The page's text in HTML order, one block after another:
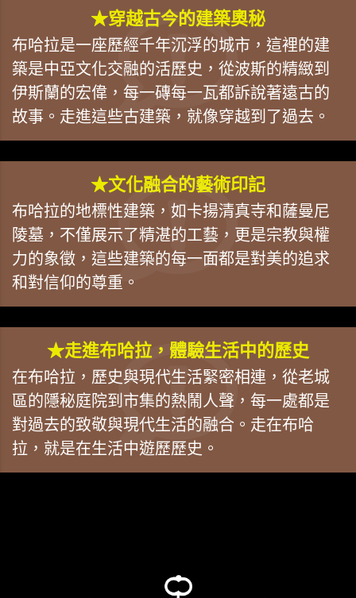
★穿越古今的建築奧秘
布哈拉是一座歷經千年沉浮的城市，這裡的建
築是中亞文化交融的活歷史，從波斯的精緻到
伊斯蘭的宏偉，每一磚每一瓦都訴說著遠古的
故事。走進這些古建築，就像穿越到了過去。
★文化融合的藝術印記
布哈拉的地標性建築，如卡揚清真寺和薩曼尼
陵墓，不僅展示了精湛的工藝，更是宗教與權
力的象徵，這些建築的每一面都是對美的追求
和對信仰的尊重。
★走進布哈拉，體驗生活中的歷史
在布哈拉，歷史與現代生活緊密相連，從老城
區的隱秘庭院到市集的熱鬧人聲，每一處都是
對過去的致敬與現代生活的融合。走在布哈
拉，就是在生活中遊歷歷史。